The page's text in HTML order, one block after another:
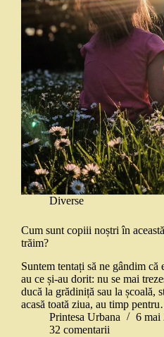
Diverse
Cum sunt copiii noștri în
trăim?
Suntem tentați să ne gândim că
au ce și-au dorit: nu se mai
ducă la grădiniță sau la școală,
acasă toată ziua, au timp
Printesa Urbana
6 mai
32 comentarii